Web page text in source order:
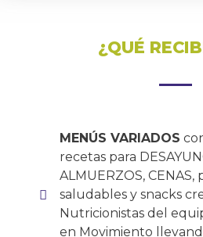
¿QUÉ
MENÚS VARIADOS
recetas para
ALMUERZOS, CENAS,
saludables y snacks
Nutricionistas del
en Movimiento